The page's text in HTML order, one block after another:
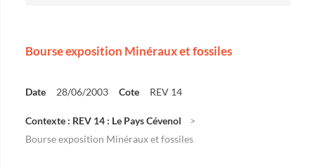
Bourse exposition Minéraux et fossiles
Date 28/06/2003 Cote REV 14
Contexte : REV 14 : Le Pays Cévenol
Bourse exposition Minéraux et fossiles